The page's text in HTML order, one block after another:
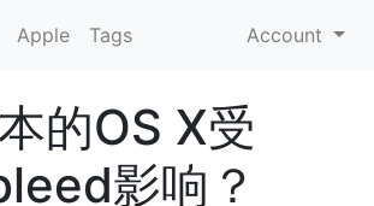
Apple Tags Account
的OS X受
影响？